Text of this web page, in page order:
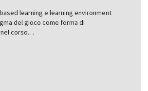
learning e learning environment
del gioco come forma di
corso…